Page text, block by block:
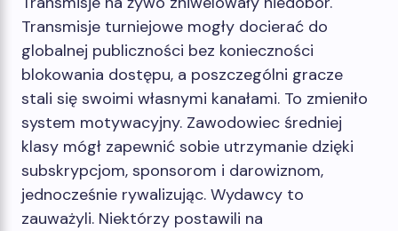
Transmisje turniejowe mogły docierać do
globalnej publiczności bez konieczności
blokowania dostępu, a poszczególni gracze
stali się swoimi własnymi kanałami. To zmieniło
system motywacyjny. Zawodowiec średniej
klasy mógł zapewnić sobie utrzymanie dzięki
subskrypcjom, sponsorom i darowiznom,
jednocześnie rywalizując. Wydawcy to
zauważyli. Niektórzy postawili na